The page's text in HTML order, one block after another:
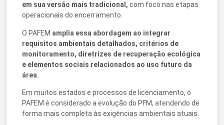
em sua versão mais tradicional, com foco nas etapas
operacionais do encerramento.
O PAFEM amplia essa abordagem ao integrar
requisitos ambientais detalhados, critérios de
monitoramento, diretrizes de recuperação ecológica
e elementos sociais relacionados ao uso futuro da
área.
Em muitos estados e processos de licenciamento, o
PAFEM é considerado a evolução do PFM, atendendo de
forma mais completa às exigências ambientais atuais.